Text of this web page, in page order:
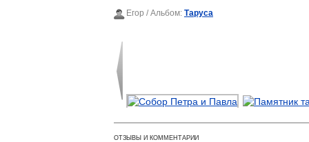
Егор / Альбом: Таруса
ОТЗЫВЫ И КОММЕНТАРИИ